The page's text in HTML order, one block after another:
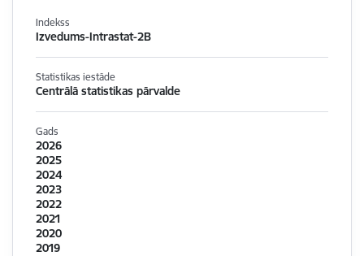
Indekss
Izvedums-Intrastat-2B
Statistikas iestāde
Centrālā statistikas pārvalde
Gads
2026
2025
2024
2023
2022
2021
2020
2019